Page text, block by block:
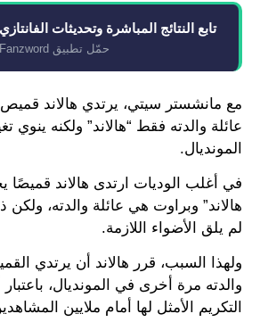
تابع النتائج المباشرة وتحديثات الفانتازي
حمّل تطبيق Fanzword
مع مانشستر سيتي، يرتدي هالاند
عائلة والدته فقط “هالاند” ولكنه ينوي
المونديال.
في أغلب الوديات ارتدى هالاند
هالاند” وبراوت هي عائلة والدته،
لم يلق الأضواء اللازمة.
ولهذا السبب، قرر هالاند أن يرتدي
والدته مرة أخرى في المونديال،
التكريم الأمثل لها أمام ملايين